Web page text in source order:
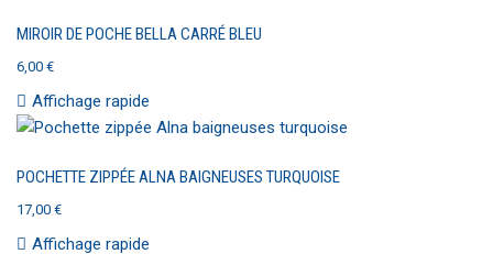
MIROIR DE POCHE BELLA CARRÉ BLEU
6,00 €
Affichage rapide
POCHETTE ZIPPÉE ALNA BAIGNEUSES TURQUOISE
17,00 €
Affichage rapide